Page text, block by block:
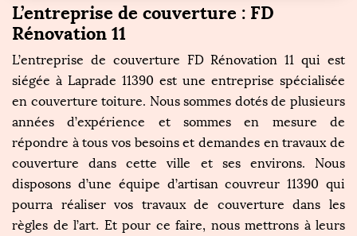
L’entreprise de couverture : FD
Rénovation 11
L’entreprise de couverture FD Rénovation 11 qui est
siégée à Laprade 11390 est une entreprise spécialisée
en couverture toiture. Nous sommes dotés de plusieurs
années d’expérience et sommes en mesure de
répondre à tous vos besoins et demandes en travaux de
couverture dans cette ville et ses environs. Nous
disposons d’une équipe d’artisan couvreur 11390 qui
pourra réaliser vos travaux de couverture dans les
règles de l’art. Et pour ce faire, nous mettrons à leurs